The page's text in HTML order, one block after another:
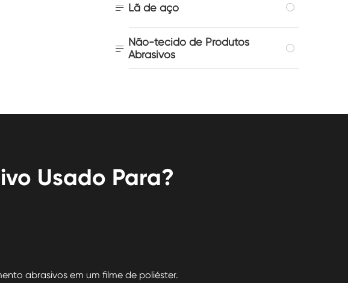
 Lã de aço
 Não-tecido de Produtos
Abrasivos
Usado Para?
abrasivos em um filme de poliéster.